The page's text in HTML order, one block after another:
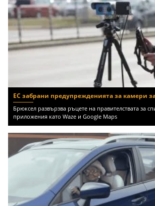
ЕС забрани предупрежденията за камери
Брюксел развързва ръцете на правителствата за
приложения като Waze и Google Maps